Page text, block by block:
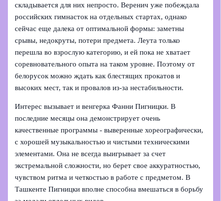
складывается для них непросто. Веренич уже побеждала
российских гимнасток на отдельных стартах, однако
сейчас еще далека от оптимальной формы: заметны
срывы, недокруты, потери предмета. Леута только
перешла во взрослую категорию, и ей пока не хватает
соревновательного опыта на таком уровне. Поэтому от
белорусок можно ждать как блестящих прокатов и
высоких мест, так и провалов из-за нестабильности.
Интерес вызывает и венгерка Фанни Пигницки. В
последние месяцы она демонстрирует очень
качественные программы - выверенные хореографически,
с хорошей музыкальностью и чистыми техническими
элементами. Она не всегда выигрывает за счет
экстремальной сложности, но берет свое аккуратностью,
чувством ритма и четкостью в работе с предметом. В
Ташкенте Пигницки вполне способна вмешаться в борьбу